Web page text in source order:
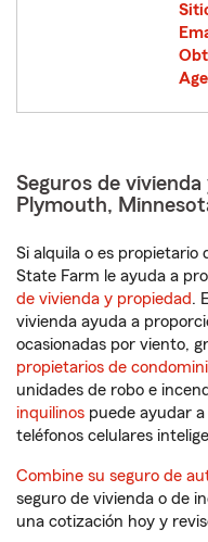
Seguros de
Plymouth,
Si alquila o es propietario
State Farm le ayuda a
de vivienda y propiedad.
vivienda ayuda a
ocasionadas por viento,
propietarios de
unidades de robo e
inquilinos puede ayudar
teléfonos celulares
Combine su seguro de
seguro de vivienda o de
una cotización hoy y